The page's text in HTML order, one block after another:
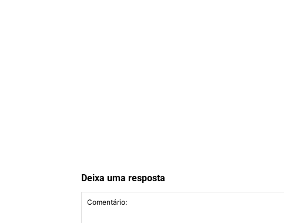
Deixa uma resposta